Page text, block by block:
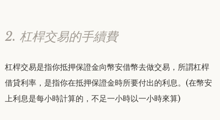
2. 杠桿交易的手續費
杠桿交易是指你抵押保證金向幣安借幣去做交易，所謂杠桿
借貸利率，是指你在抵押保證金時所要付出的利息。(在幣安
上利息是每小時計算的，不足一小時以一小時來算)